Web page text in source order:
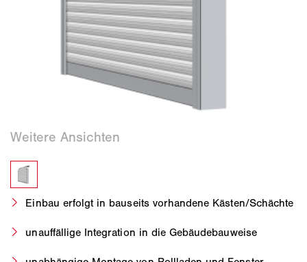
Einbau erfolgt in bauseits vorhandene Kästen/Schächte
unauffällige Integration in die Gebäudebauweise